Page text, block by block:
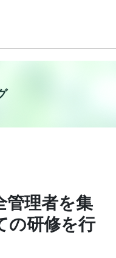
管理者を集
の研修を行